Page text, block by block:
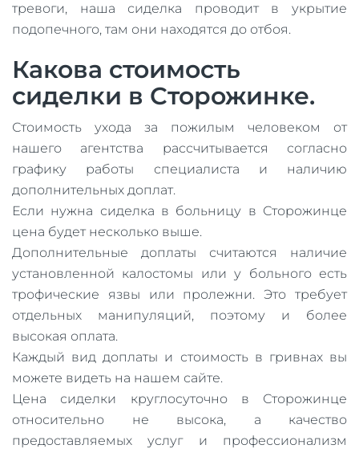
тревоги, наша сиделка проводит в укрытие
подопечного, там они находятся до отбоя.
Какова стоимость
сиделки в Сторожинке.
Стоимость ухода за пожилым человеком от
нашего агентства рассчитывается согласно
графику работы специалиста и наличию
дополнительных доплат.
Если нужна сиделка в больницу в Сторожинце
цена будет несколько выше.
Дополнительные доплаты считаются наличие
установленной калостомы или у больного есть
трофические язвы или пролежни. Это требует
отдельных манипуляций, поэтому и более
высокая оплата.
Каждый вид доплаты и стоимость в гривнах вы
можете видеть на нашем сайте.
Цена сиделки круглосуточно в Сторожинце
относительно не высока, а качество
предоставляемых услуг и профессионализм